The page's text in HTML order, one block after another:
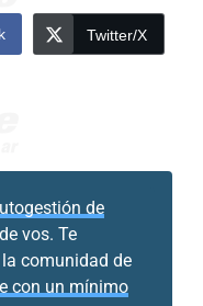
Twitter/X
de
vos. Te
comunidad de
con un mínimo